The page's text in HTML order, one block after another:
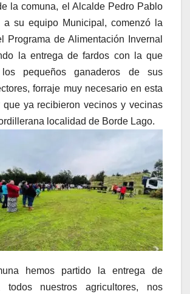
la comuna, el Alcalde Pedro Pablo
a su equipo Municipal, comenzó la
Programa de Alimentación Invernal
la entrega de fardos con la que
los pequeños ganaderos de sus
forraje muy necesario en esta
que ya recibieron vecinos y vecinas
localidad de Borde Lago.
hemos partido la entrega de
todos nuestros agricultores, nos